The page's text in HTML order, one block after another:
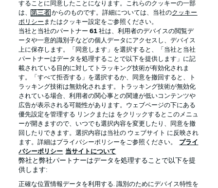
プライバシー・ポリシー 優先設定を管理する
利用条件 放送局
求人 選手
当サイトについて
することに同意したことになります。これらのクッキーの一部
は、第三者 からのものです。詳細については、当社のクッキー
ポリシー またはクッキー設定をご参照ください。
当社と当社のパートナー61 社は、利用者のデバイスの閲覧デ
ータや一意的識別子などの個人データにアクセスし、デバイス
上に保存します。「同意します」を選択すると、「当社と当社
パートナーはデータを処理することで以下を提供します」に記
載されている目的に対してトラッキング技術が有効化されま
す。「すべて拒否する」を選択するか、同意を撤回すると、ト
ラッキング技術は無効化されます。トラッキング技術が無効化
されている場合、利用者の関心事との関連が低いコンテンツや
広告が表示される可能性があります。ウェブページの下にある
優先設定を管理する リンクまたは をクリックするとこのメニュ
ーが開きますので、いつでも選択内容を変更したり、同意を撤
回したりできます。選択内容は当社の ウェブサイト に反映され
ます。詳細はプライバシーポリシーをご参照ください。
プライ
バシーポリシー 当サイトについて
弊社と弊社パートナーはデータを処理することで以下を提
供します:
正確な位置情報データを利用する. 識別のためにデバイス特性を